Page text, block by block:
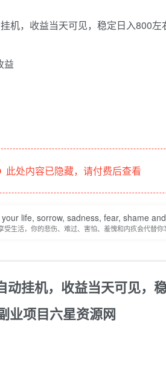
益
此处内容已隐藏，请付费后查看
life, sorrow, sadness, fear, shame
受生活，你的悲伤、难过、害怕、羞愧和内疚会代替你
动挂机，收益当天可见，
业项目六星资源网